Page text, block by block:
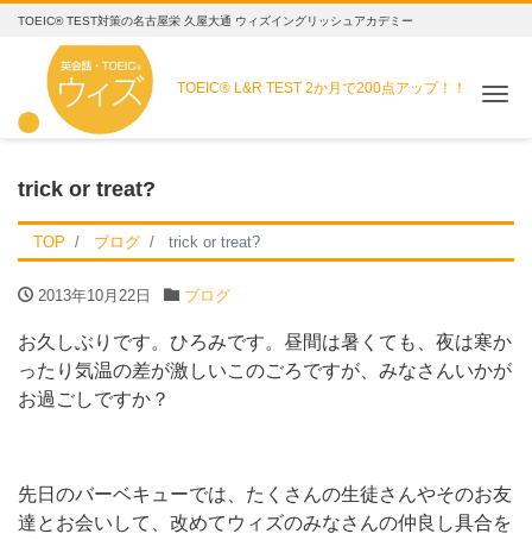
TOEIC® TEST対策の名古屋栄 久屋大通 ウィズイングリッシュアカデミー
TOEIC® L&R TEST2か月で200点アップ！！
trick or treat?
TOP ブログ trick or treat?
2013年10月22日 ブログ
お久しぶりです。ひろみです。昼間は暑くても、夜は寒か
ったり気温の差が激しいこのごろですが、みなさんいかが
お過ごしですか？
先日のバーベキューでは、たくさんの生徒さんやそのお友
達とお会いして、改めてウィズのみなさんの仲良し具合を